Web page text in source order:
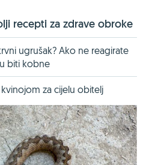
recepti za zdrave obroke
ugrušak? Ako ne reagirate
biti kobne
za cijelu obitelj